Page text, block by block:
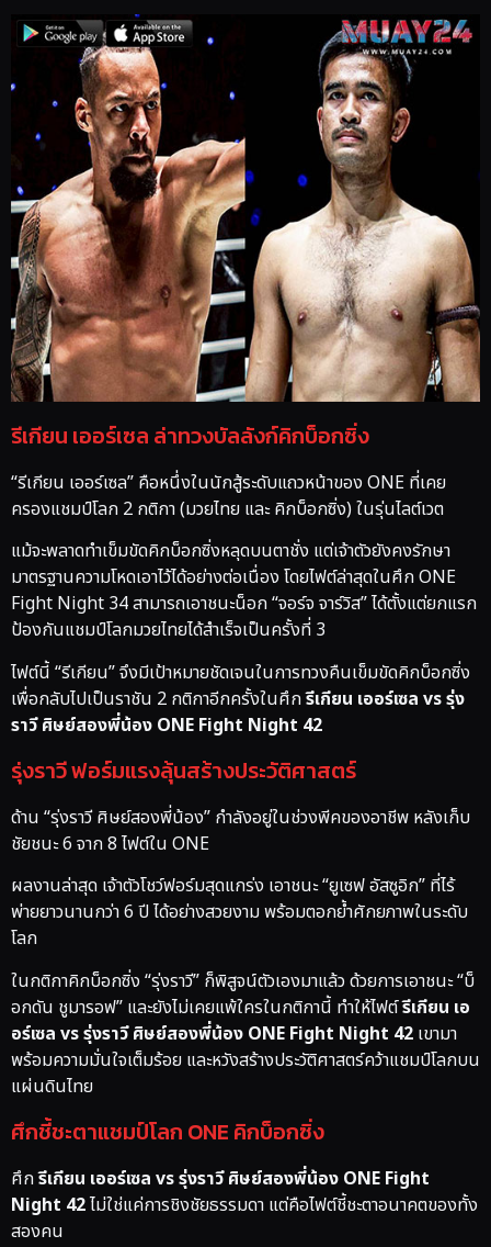
รีเกียน เออร์เซล ล่าทวงบัลลังก์คิกบ็อกซิ่ง
“รีเกียน เออร์เซล” คือหนึ่งในนักสู้ระดับแถวหน้าของ ONE ที่เคย
ครองแชมป์โลก 2 กติกา (มวยไทย และ คิกบ็อกซิ่ง) ในรุ่นไลต์เวต
แม้จะพลาดทำเข็มขัดคิกบ็อกซิ่งหลุดบนตาชั่ง แต่เจ้าตัวยังคงรักษา
มาตรฐานความโหดเอาไว้ได้อย่างต่อเนื่อง โดยไฟต์ล่าสุดในศึก ONE
Fight Night 34 สามารถเอาชนะน็อก “จอร์จ จาร์วิส” ได้ตั้งแต่ยกแรก
ป้องกันแชมป์โลกมวยไทยได้สำเร็จเป็นครั้งที่ 3
ไฟต์นี้ “รีเกียน” จึงมีเป้าหมายชัดเจนในการทวงคืนเข็มขัดคิกบ็อกซิ่ง
เพื่อกลับไปเป็นราชัน 2 กติกาอีกครั้งในศึกรีเกียน เออร์เซล vs รุ่ง
ราวี ศิษย์สองพี่น้อง ONE Fight Night 42
รุ่งราวี ฟอร์มแรงลุ้นสร้างประวัติศาสตร์
ด้าน “รุ่งราวี ศิษย์สองพี่น้อง” กำลังอยู่ในช่วงพีคของอาชีพ หลังเก็บ
ชัยชนะ 6 จาก 8 ไฟต์ใน ONE
ผลงานล่าสุด เจ้าตัวโชว์ฟอร์มสุดแกร่ง เอาชนะ “ยูเซฟ อัสซูอิก” ที่ไร้
พ่ายยาวนานกว่า 6 ปี ได้อย่างสวยงาม พร้อมตอกย้ำศักยภาพในระดับ
โลก
ในกติกาคิกบ็อกซิ่ง “รุ่งราวี” ก็พิสูจน์ตัวเองมาแล้ว ด้วยการเอาชนะ “บ็
อกดัน ชูมารอฟ” และยังไม่เคยแพ้ใครในกติกานี้ ทำให้ไฟต์รีเกียน เอ
อร์เซล vs รุ่งราวี ศิษย์สองพี่น้อง ONE Fight Night 42 เขามา
พร้อมความมั่นใจเต็มร้อย และหวังสร้างประวัติศาสตร์คว้าแชมป์โลกบน
แผ่นดินไทย
ศึกชี้ชะตาแชมป์โลก ONE คิกบ็อกซิ่ง
ศึกรีเกียน เออร์เซล vs รุ่งราวี ศิษย์สองพี่น้อง ONE Fight
Night 42ไม่ใช่แค่การชิงชัยธรรมดา แต่คือไฟต์ชี้ชะตาอนาคตของทั้ง
สองคน